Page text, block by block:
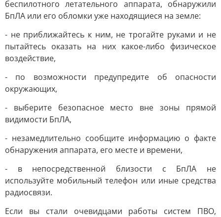
беспилотного летательного аппарата, обнаружили
БпЛА или его обломки уже находящиеся на земле:
- не приближайтесь к ним, не трогайте руками и не
пытайтесь оказать на них какое-либо физическое
воздействие,
- по возможности предупредите об опасности
окружающих,
- выберите безопасное место вне зоны прямой
видимости БпЛА,
- незамедлительно сообщите информацию о факте
обнаружения аппарата, его месте и времени,
- в непосредственной близости с БпЛА не
используйте мобильный телефон или иные средства
радиосвязи.
Если вы стали очевидцами работы систем ПВО,